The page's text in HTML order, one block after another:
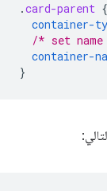
.card-parent {
container-
/* set
container-
}